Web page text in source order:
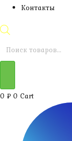
Контакты
Поиск
0 ₽ 0 Cart